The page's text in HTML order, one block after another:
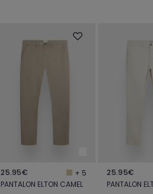
25.95€
+ 5
PANTALON ELTON CAMEL
25.95€
PANTALON